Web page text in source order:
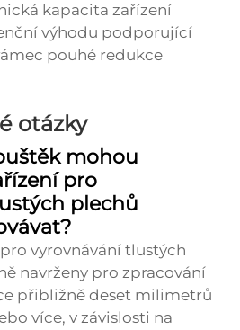
kapacita zařízení
výhodu podporující
pouhé redukce
otázky
mohou
pro
plechů
vyrovnávání tlustých
navrženy pro zpracování
přibližně deset milimetrů
více, v závislosti na